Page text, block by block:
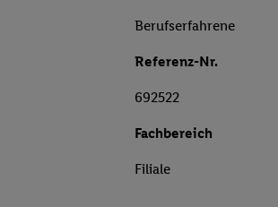
Berufserfahrene
Referenz-Nr.
692522
Fachbereich
Filiale